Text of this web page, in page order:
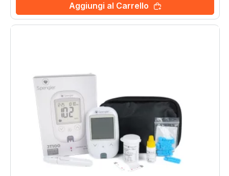
Aggiungi al Carrello